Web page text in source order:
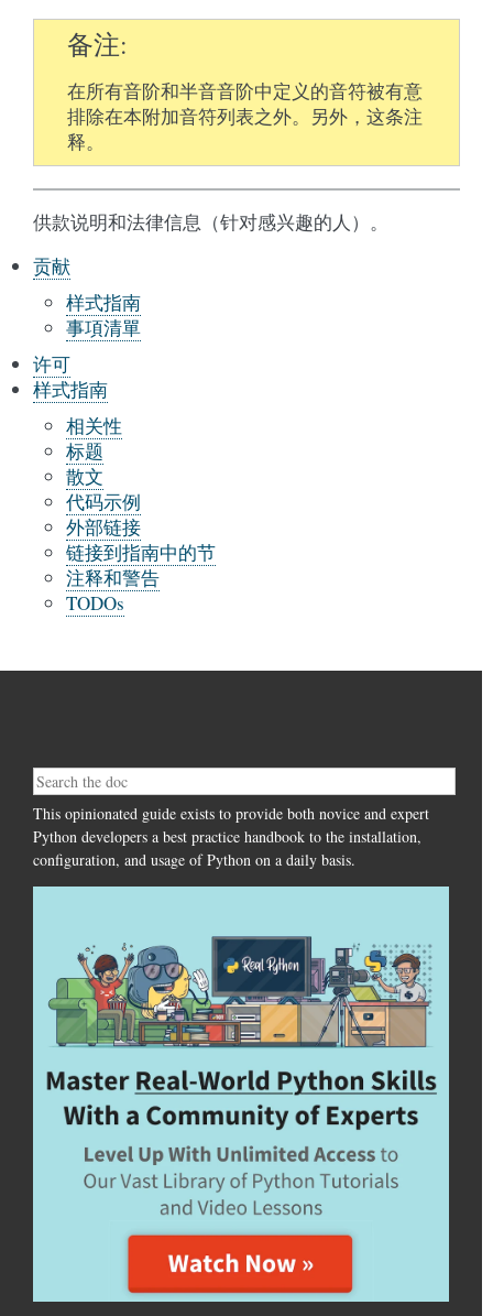
备注
在所有音阶和半音音阶中定义的音符被有意
排除在本附加音符列表之外。另外，这条注
释。
供款说明和法律信息（针对感兴趣的人）。
贡献
样式指南
事項清單
许可
样式指南
相关性
标题
散文
代码示例
外部链接
链接到指南中的节
注释和警告
TODOs
This opinionated guide exists to provide both novice and expert
Python developers a best practice handbook to the installation,
configuration, and usage of Python on a daily basis.